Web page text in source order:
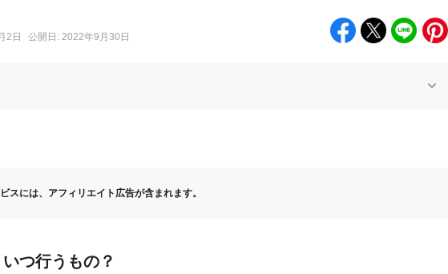
2日 公開日: 2022年9月30日
スには、アフィリエイト広告が含まれます。
つ行うもの？